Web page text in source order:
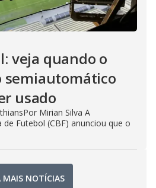
veja quando o
usado
Mirian Silva A
Futebol (CBF) anunciou que o
MAIS NOTÍCIAS